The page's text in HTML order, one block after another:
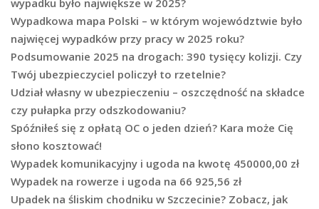
wypadku było największe w 2025?
Wypadkowa mapa Polski – w którym województwie było
najwięcej wypadków przy pracy w 2025 roku?
Podsumowanie 2025 na drogach: 390 tysięcy kolizji. Czy
Twój ubezpieczyciel policzył to rzetelnie?
Udział własny w ubezpieczeniu – oszczędność na składce
czy pułapka przy odszkodowaniu?
Spóźniłeś się z opłatą OC o jeden dzień? Kara może Cię
słono kosztować!
Wypadek komunikacyjny i ugoda na kwotę 450000,00 zł
Wypadek na rowerze i ugoda na 66 925,56 zł
Upadek na śliskim chodniku w Szczecinie? Zobacz, jak